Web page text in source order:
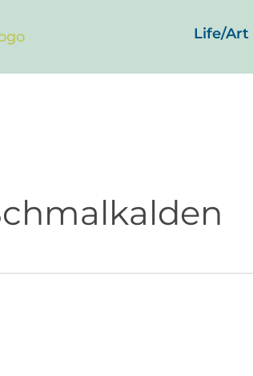
Life/Art